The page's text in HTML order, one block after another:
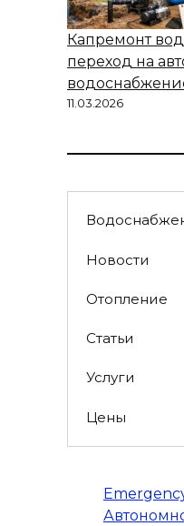
Капремонт
переход на
11.03.2026
Новости
Отопление
Статьи
Услуги
Цены